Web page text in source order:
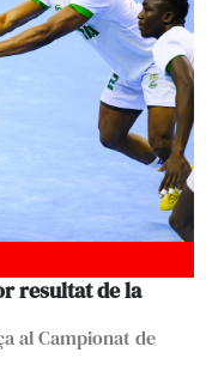
resultat de la
al Campionat de